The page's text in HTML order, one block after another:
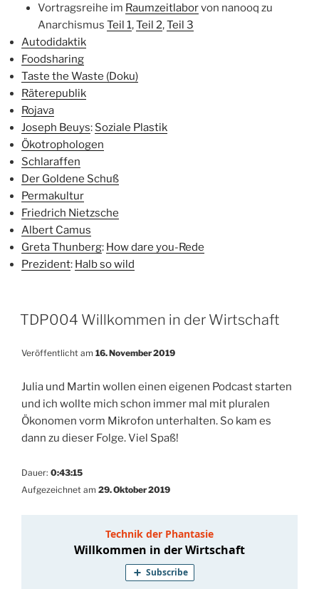
Vortragsreihe im Raumzeitlaborvon nanooq zu
Anarchismus Teil 1,Teil 2,Teil 3
Autodidaktik
Foodsharing
Taste the Waste (Doku)
Räterepublik
Rojava
Joseph Beuys: Soziale Plastik
Ökotrophologen
Schlaraffen
Der Goldene Schuß
Permakultur
Friedrich Nietzsche
Albert Camus
Greta Thunberg: How dare you-Rede
Prezident: Halb so wild
TDP004 Willkommen in der Wirtschaft
Veröffentlicht am 16. November 2019
Julia und Martin wollen einen eigenen Podcast starten
und ich wollte mich schon immer mal mit pluralen
Ökonomen vorm Mikrofon unterhalten. So kam es
dann zu dieser Folge. Viel Spaß!
Dauer: 0:43:15
Aufgezeichnet am 29. Oktober 2019